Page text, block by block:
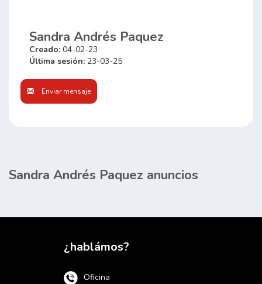
Sandra Andrés Paquez
Creado: 04-02-23
Última sesión: 23-03-25
Enviar mensaje
Sandra Andrés Paquez anuncios
¿hablámos?
Oficina